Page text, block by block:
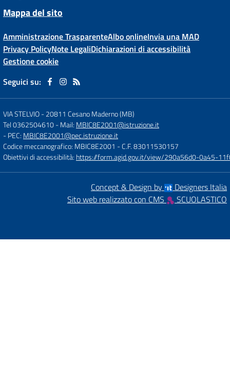
Mappa del sito
Amministrazione TrasparenteAlbo onlineInvia una MAD
Privacy PolicyNote LegaliDichiarazioni di accessibilità
Gestione cookie
Seguici su:
VIA STELVIO-20811 Cesano Maderno (MB)
Tel 0362504610- Mail: MBIC8E2001@istruzione.it
- PEC: MBIC8E2001@pec.istruzione.it
Codice meccanografico: MBIC8E2001 - C.F. 83011530157
Obiettivi di accessibilità: https://form.agid.gov.it/view/290a56d0-0a45-
Concept & Design by
Designers Italia
Sito web realizzato con CMS
SCUOLASTICO